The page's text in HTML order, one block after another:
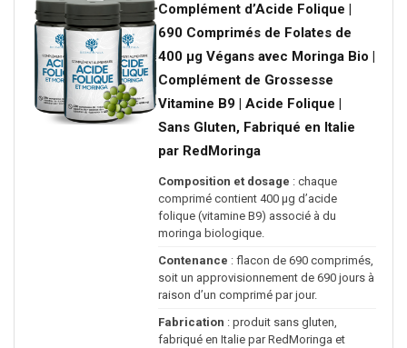
Complément d’Acide Folique |
690 Comprimés de Folates de
400 µg Végans avec Moringa Bio |
Complément de Grossesse
Vitamine B9 | Acide Folique |
Sans Gluten, Fabriqué en Italie
par RedMoringa
Composition et dosage : chaque
comprimé contient 400 µg d’acide
folique (vitamine B9) associé à du
moringa biologique.
Contenance : flacon de 690 comprimés,
soit un approvisionnement de 690 jours à
raison d’un comprimé par jour.
Fabrication : produit sans gluten,
fabriqué en Italie par RedMoringa et